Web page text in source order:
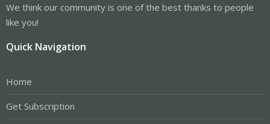
We think our community is one of the best thanks to people
like you!
Quick Navigation
Home
Get Subscription